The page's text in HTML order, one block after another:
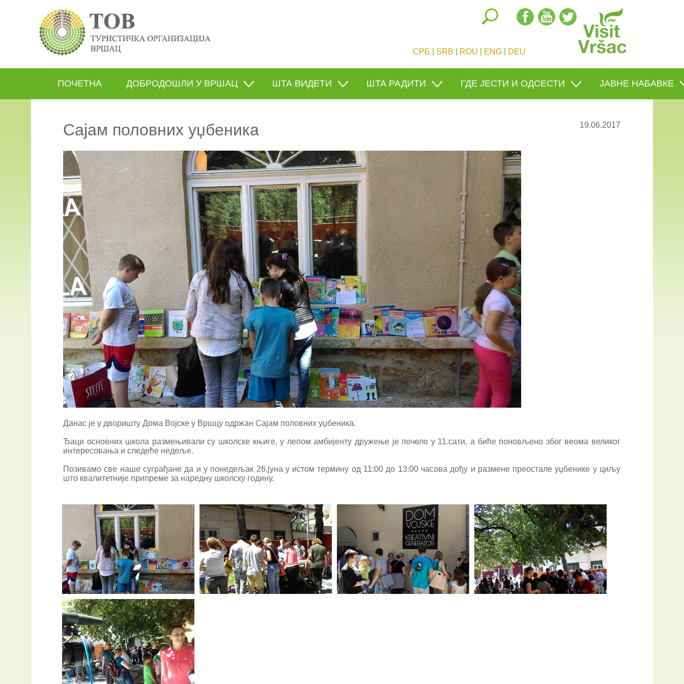
СРБ SRB ROU ENG DEU
ПОЧЕТНА ДОБРОДОШЛИ У ВРШАЦ ШТА ВИДЕТИ ШТА РАДИТИ ГДЕ ЈЕСТИ И ОДСЕСТИ ЈАВНЕ НАБАВКЕ
Сајам половних уџбеника 19.06.2017
Данас је у дворишту Дома Војске у Вршцу одржан Сајам половних уџбеника.
Ђаци основних школа размењивали су школске књиге, у лепом амбијенту дружење је почело у 11.сати, а биће поновљено због веома великог
интересовања и следеће недеље.
Позивамо све наше суграђане да и у понедељак 26.јуна у истом термину од 11:00 до 13:00 часова дођу и размене преостале уџбенике у циљу
што квалитетније припреме за наредну школску годину.